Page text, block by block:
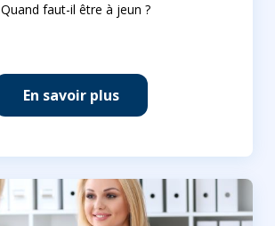
Quand faut-il être à jeun ?
En savoir plus